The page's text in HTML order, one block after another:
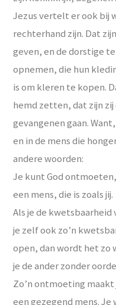
Jezus vertelt er ook bij
rechterhand zijn. Dat
geven, en de dorstige
opnemen, die hun
is om kleren te kopen.
hemd zetten, dat zijn
gevangenen gaan.
en in de mens die
andere woorden:
Je kunt God
een mens, die is zoals jij.
Als je de kwetsbaarheid
je zelf ook zo’n
open, dan wordt het zo
je de ander zonder
Zo’n ontmoeting
een gezegend mens.